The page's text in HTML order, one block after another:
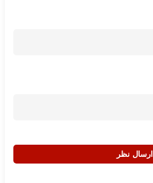
ارسال نظر